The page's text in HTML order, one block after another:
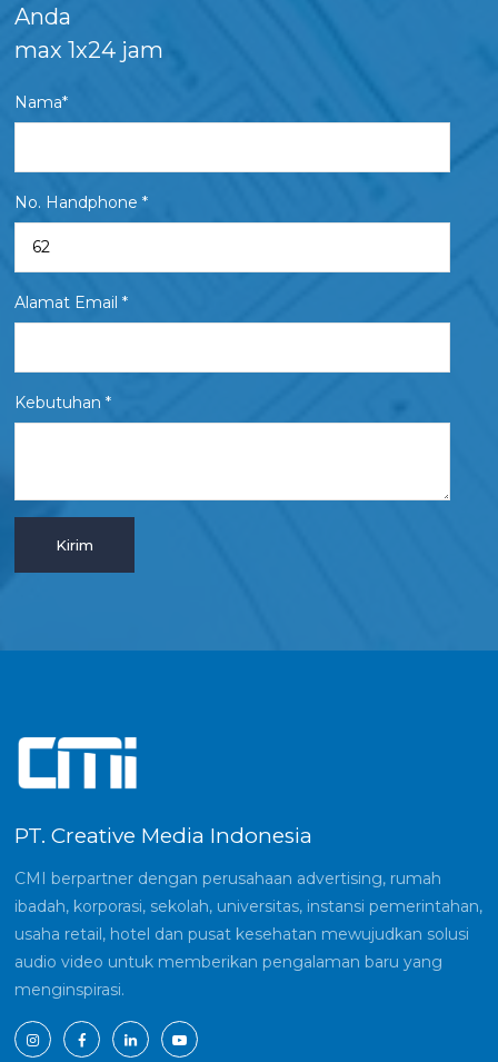
Anda
max 1x24 jam
Nama*
No. Handphone *
Alamat Email *
Kebutuhan *
PT. Creative Media Indonesia
CMI berpartner dengan perusahaan advertising, rumah
ibadah, korporasi, sekolah, universitas, instansi pemerintahan,
usaha retail, hotel dan pusat kesehatan mewujudkan solusi
audio video untuk memberikan pengalaman baru yang
menginspirasi.